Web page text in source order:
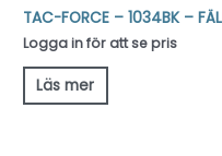
TAC-FORCE – 1034BK –
Logga in för att se pris
Läs mer